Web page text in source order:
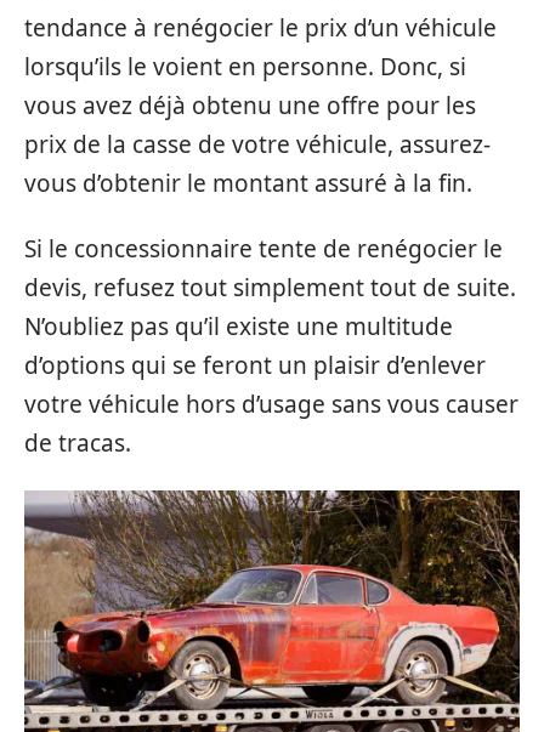
tendance à renégocier le prix d’un véhicule
lorsqu’ils le voient en personne. Donc, si
vous avez déjà obtenu une offre pour les
prix de la casse de votre véhicule, assurez-
vous d’obtenir le montant assuré à la fin.
Si le concessionnaire tente de renégocier le
devis, refusez tout simplement tout de suite.
N’oubliez pas qu’il existe une multitude
d’options qui se feront un plaisir d’enlever
votre véhicule hors d’usage sans vous causer
de tracas.